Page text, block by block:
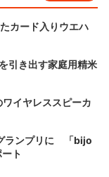
カード入りウエハ
引き出す家庭用精米
イヤレススピーカ
ランプリに 「bijo
ト